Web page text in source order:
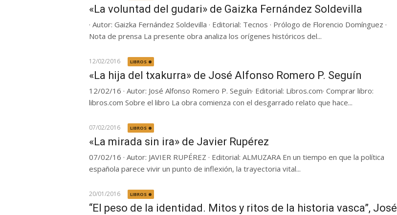
«La voluntad del gudari» de Gaizka Fernández Soldevilla
· Autor: Gaizka Fernández Soldevilla · Editorial: Tecnos · Prólogo de Florencio Domínguez ·
Nota de prensa La presente obra analiza los orígenes históricos del...
12/02/2016 LIBROS
«La hija del txakurra» de José Alfonso Romero P. Seguín
12/02/16 · Autor: José Alfonso Romero P. Seguín· Editorial: Libros.com· Comprar libro:
libros.com Sobre el libro La obra comienza con el desgarrado relato que hace...
07/02/2016 LIBROS
«La mirada sin ira» de Javier Rupérez
07/02/16 · Autor: JAVIER RUPÉREZ · Editorial: ALMUZARA En un tiempo en que la política
española parece vivir un punto de inflexión, la trayectoria vital...
20/01/2016 LIBROS
“El peso de la identidad. Mitos y ritos de la historia vasca”, José